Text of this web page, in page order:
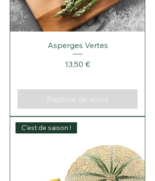
Asperges Vertes
Prix
13,50 €
Rupture de stock
C'est de saison !